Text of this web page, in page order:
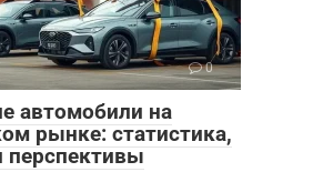
0
автомобили на
рынке: статистика,
перспективы